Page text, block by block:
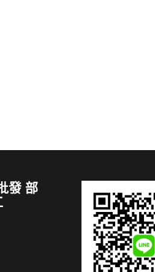
發 部